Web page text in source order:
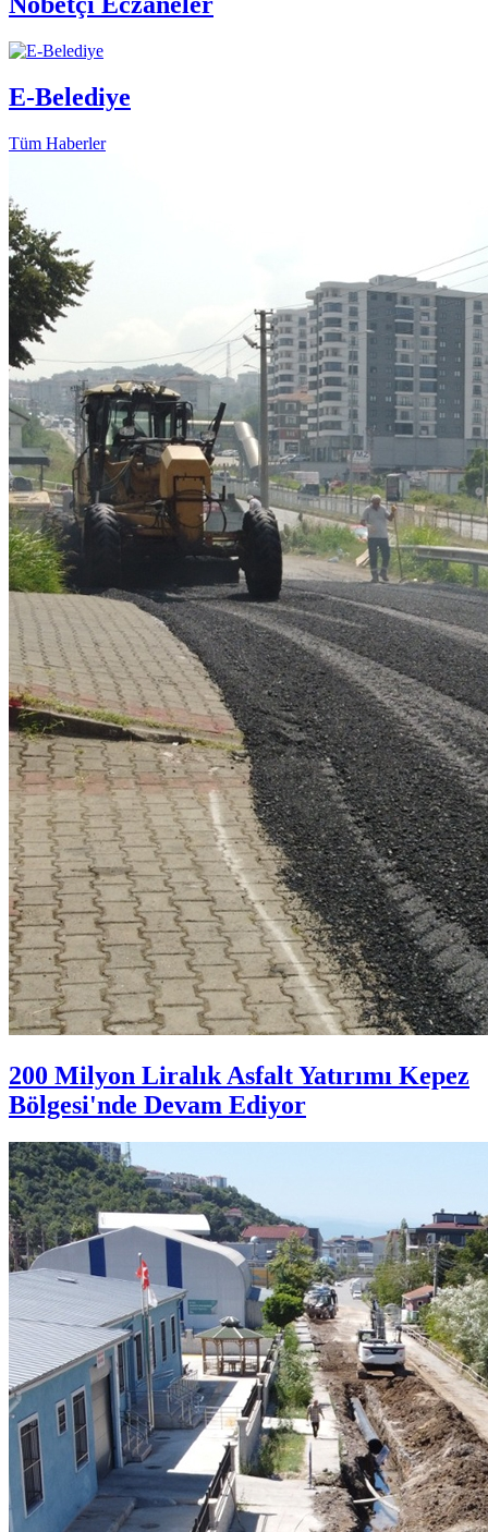
E-Belediye
Tüm Haberler
200 Milyon Liralık Asfalt Yatırımı Kepez
Bölgesi'nde Devam Ediyor